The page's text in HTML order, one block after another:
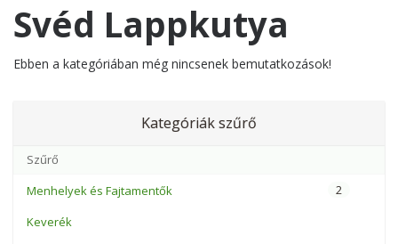
Svéd Lappkutya
Ebben a kategóriában még nincsenek bemutatkozások!
Kategóriák szűrő
Menhelyek és Fajtamentők 2
Keverék